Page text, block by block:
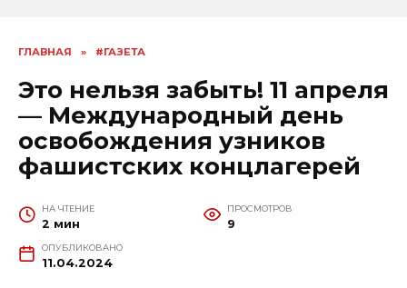
ГЛАВНАЯ » #ГАЗЕТА
Это нельзя забыть! 11 апреля
— Международный день
освобождения узников
фашистских концлагерей
НА ЧТЕНИЕ
2 мин
ПРОСМОТРОВ
9
ОПУБЛИКОВАНО
11.04.2024